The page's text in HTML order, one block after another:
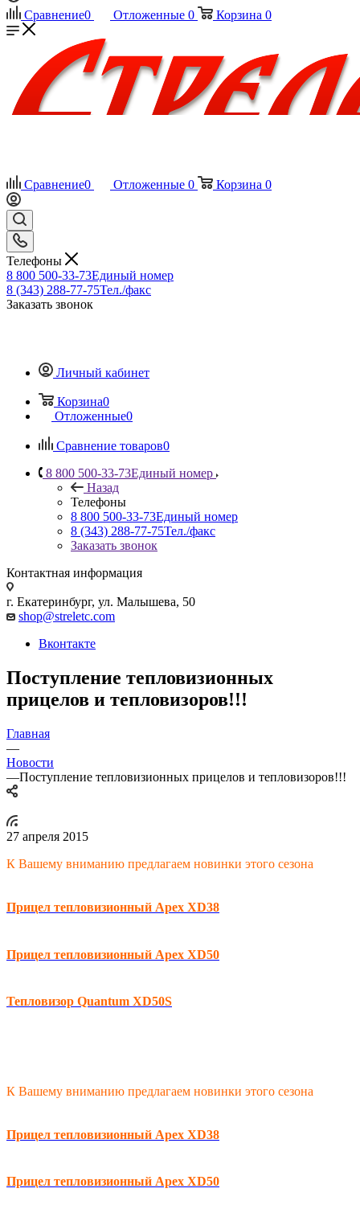
Сравнение0 Отложенные 0 Корзина 0
Сравнение0 Отложенные 0 Корзина 0
Телефоны
8 800 500-33-73Единый номер
8 (343) 288-77-75Тел./факс
Заказать звонок
Личный кабинет
Корзина0
Отложенные0
Сравнение товаров0
8 800 500-33-73Единый номер
Назад
Телефоны
8 800 500-33-73Единый номер
8 (343) 288-77-75Тел./факс
Заказать звонок
Контактная информация
г. Екатеринбург, ул. Малышева, 50
shop@streletc.com
Вконтакте
Поступление тепловизионных
прицелов и тепловизоров!!!
Главная
—
Новости
—Поступление тепловизионных прицелов и тепловизоров!!!
27 апреля 2015
К Вашему вниманию предлагаем новинки этого сезона
Прицел тепловизионный Apex XD38
Прицел тепловизионный Apex XD50
Тепловизор Quantum XD50S
К Вашему вниманию предлагаем новинки этого сезона
Прицел тепловизионный Apex XD38
Прицел тепловизионный Apex XD50